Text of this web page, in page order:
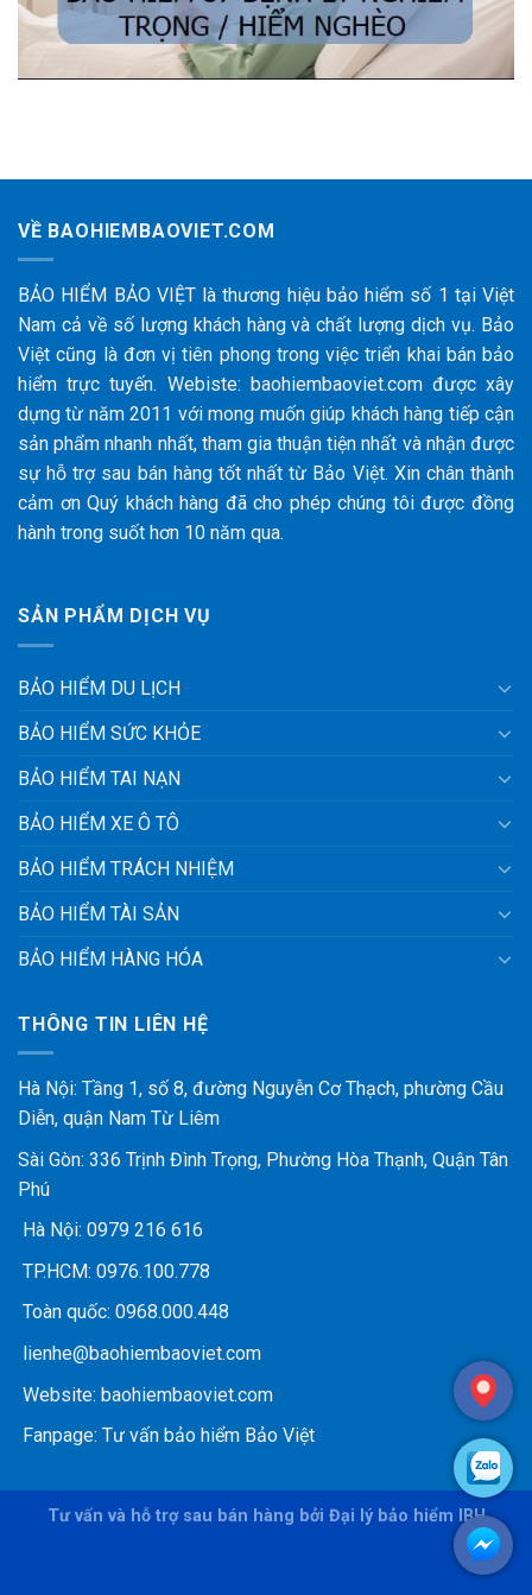
VỀ BAOHIEMBAOVIET.COM
BẢO HIỂM BẢO VIỆT là thương hiệu bảo hiểm số 1 tại Việt
Nam cả về số lượng khách hàng và chất lượng dịch vụ. Bảo
Việt cũng là đơn vị tiên phong trong việc triển khai bán bảo
hiểm trực tuyến. Webiste: baohiembaoviet.com được xây
dựng từ năm 2011 với mong muốn giúp khách hàng tiếp cận
sản phẩm nhanh nhất, tham gia thuận tiện nhất và nhận được
sự hỗ trợ sau bán hàng tốt nhất từ Bảo Việt. Xin chân thành
cảm ơn Quý khách hàng đã cho phép chúng tôi được đồng
hành trong suốt hơn 10 năm qua.
SẢN PHẨM DỊCH VỤ
BẢO HIỂM DU LỊCH
BẢO HIỂM SỨC KHỎE
BẢO HIỂM TAI NẠN
BẢO HIỂM XE Ô TÔ
BẢO HIỂM TRÁCH NHIỆM
BẢO HIỂM TÀI SẢN
BẢO HIỂM HÀNG HÓA
THÔNG TIN LIÊN HỆ
Hà Nội: Tầng 1, số 8, đường Nguyễn Cơ Thạch, phường Cầu
Diễn, quận Nam Từ Liêm
Sài Gòn: 336 Trịnh Đình Trọng, Phường Hòa Thạnh, Quận Tân
Phú
Hà Nội: 0979 216 616
TP.HCM: 0976.100.778
Toàn quốc: 0968.000.448
lienhe@baohiembaoviet.com
Website: baohiembaoviet.com
Fanpage: Tư vấn bảo hiểm Bảo Việt
Tư vấn và hỗ trợ sau bán hàng bởi Đại lý bảo hiểm IBH